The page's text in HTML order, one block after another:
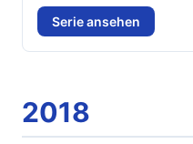
Serie ansehen
2018